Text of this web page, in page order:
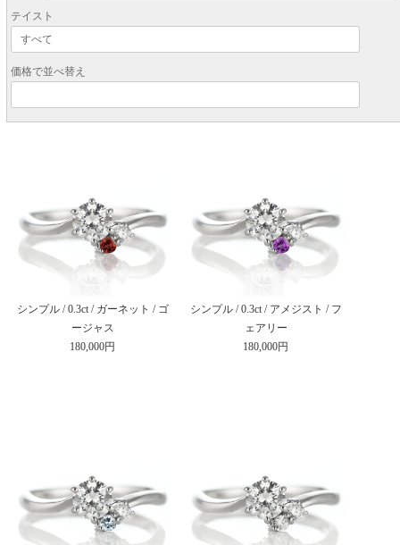
テイスト
価格で並べ替え
シンプル / 0.3ct / ガーネット / ゴ
ージャス
180,000円
シンプル / 0.3ct / アメジスト / フ
ェアリー
180,000円